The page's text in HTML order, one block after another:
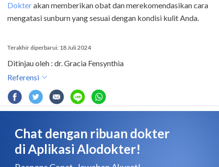
Dokterakan memberikan obat dan merekomendasikan cara
mengatasi sunburn yang sesuai dengan kondisi kulit Anda.
Terakhir diperbarui: 18 Juli 2024